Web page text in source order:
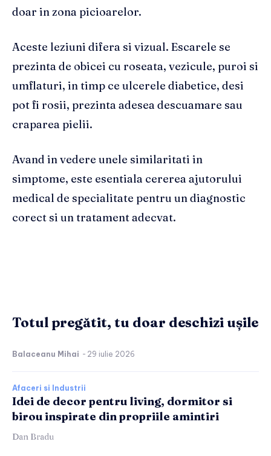
doar in zona picioarelor.
Aceste leziuni difera si vizual. Escarele se
prezinta de obicei cu roseata, vezicule, puroi si
umflaturi, in timp ce ulcerele diabetice, desi
pot fi rosii, prezinta adesea descuamare sau
craparea pielii.
Avand in vedere unele similaritati in
simptome, este esentiala cererea ajutorului
medical de specialitate pentru un diagnostic
corect si un tratament adecvat.
Totul pregătit, tu doar deschizi ușile
Balaceanu Mihai - 29 iulie 2026
Afaceri si Industrii
Idei de decor pentru living, dormitor si
birou inspirate din propriile amintiri
Dan Bradu